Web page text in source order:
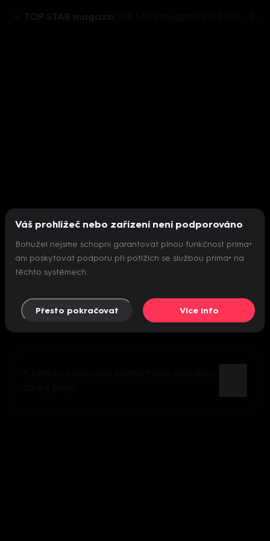
TOP STAR magazín
Nepodařilo se inicializovat přehrávač
Váš prohlížeč nebo zařízení není podporováno
Bohužel nejsme schopni garantovat plnou funkčnost prima+
ani poskytovat podporu při potížích se službou prima+ na
těchto systémech.
Přesto pokračovat Více info